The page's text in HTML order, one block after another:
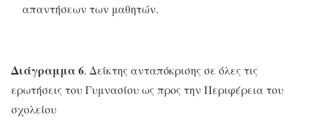
απαντήσεων των μαθητών.
Διάγραμμα 6. Δείκτης ανταπόκρισης σε όλες τις
ερωτήσεις του Γυμνασίου ως προς την Περιφέρεια του
σχολείου